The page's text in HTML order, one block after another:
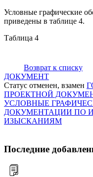
Условные графические
приведены в таблице 4.
Таблица 4
Возврат к списку
ДОКУМЕНТ
Статус отменен, взамен
ПРОЕКТНОЙ
УСЛОВНЫЕ
ДОКУМЕНТАЦИИ ПО
ИЗЫСКАНИЯМ
Последние